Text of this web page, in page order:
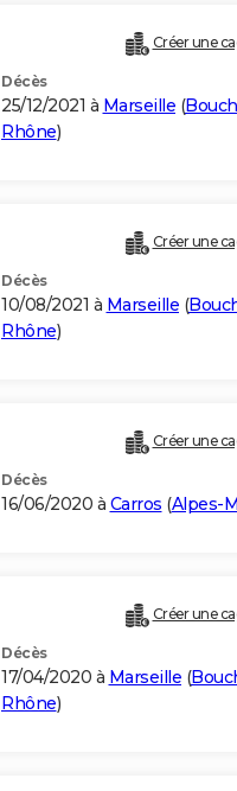
Créer une
Décès
25/12/2021 à Marseille (
Rhône)
Créer une
Décès
10/08/2021 à Marseille (
Rhône)
Créer une
Décès
16/06/2020 à Carros (Alpes-
Créer une
Décès
17/04/2020 à Marseille (
Rhône)